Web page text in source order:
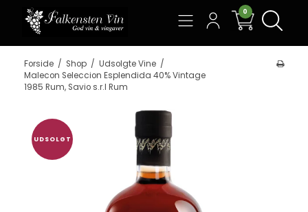
0
Forside / Shop / Udsolgte Vine /
Malecon Seleccion Esplendida 40% Vintage
1985 Rum, Savio s.r.l Rum
UDSOLGT